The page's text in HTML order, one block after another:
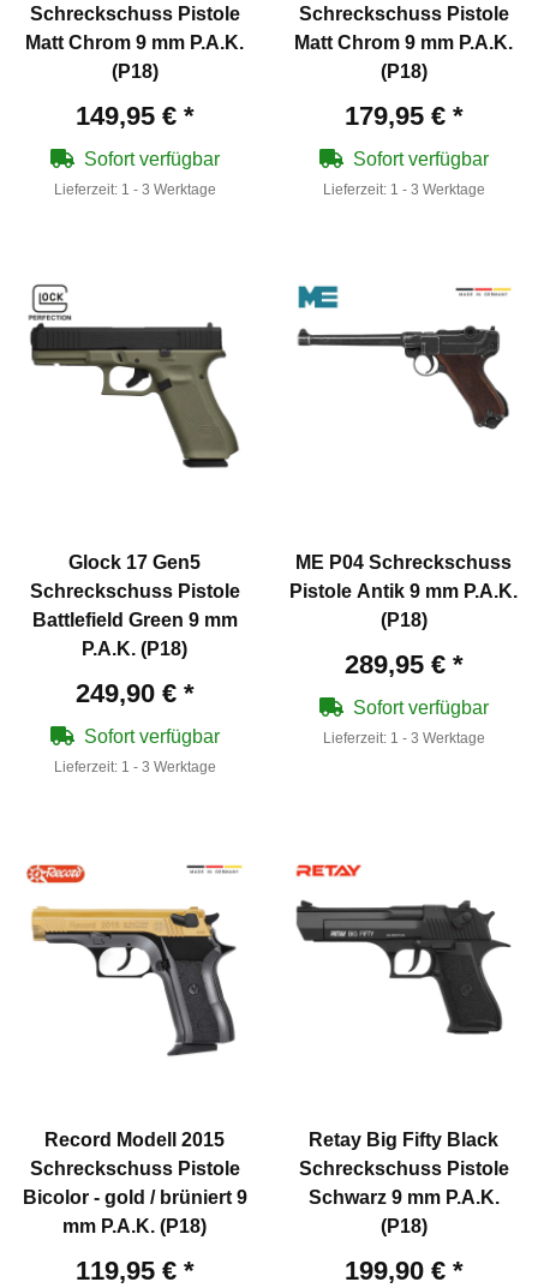
Schreckschuss Pistole
Matt Chrom 9 mm P.A.K.
(P18)
149,95 € *
Sofort verfügbar
Lieferzeit: 1 - 3 Werktage
Schreckschuss Pistole
Matt Chrom 9 mm P.A.K.
(P18)
179,95 € *
Sofort verfügbar
Lieferzeit: 1 - 3 Werktage
Glock 17 Gen5
Schreckschuss Pistole
Battlefield Green 9 mm
P.A.K. (P18)
249,90 € *
Sofort verfügbar
Lieferzeit: 1 - 3 Werktage
ME P04 Schreckschuss
Pistole Antik 9 mm P.A.K.
(P18)
289,95 € *
Sofort verfügbar
Lieferzeit: 1 - 3 Werktage
Record Modell 2015
Schreckschuss Pistole
Bicolor - gold / brüniert 9
mm P.A.K. (P18)
119,95 € *
Retay Big Fifty Black
Schreckschuss Pistole
Schwarz 9 mm P.A.K.
(P18)
199,90 € *